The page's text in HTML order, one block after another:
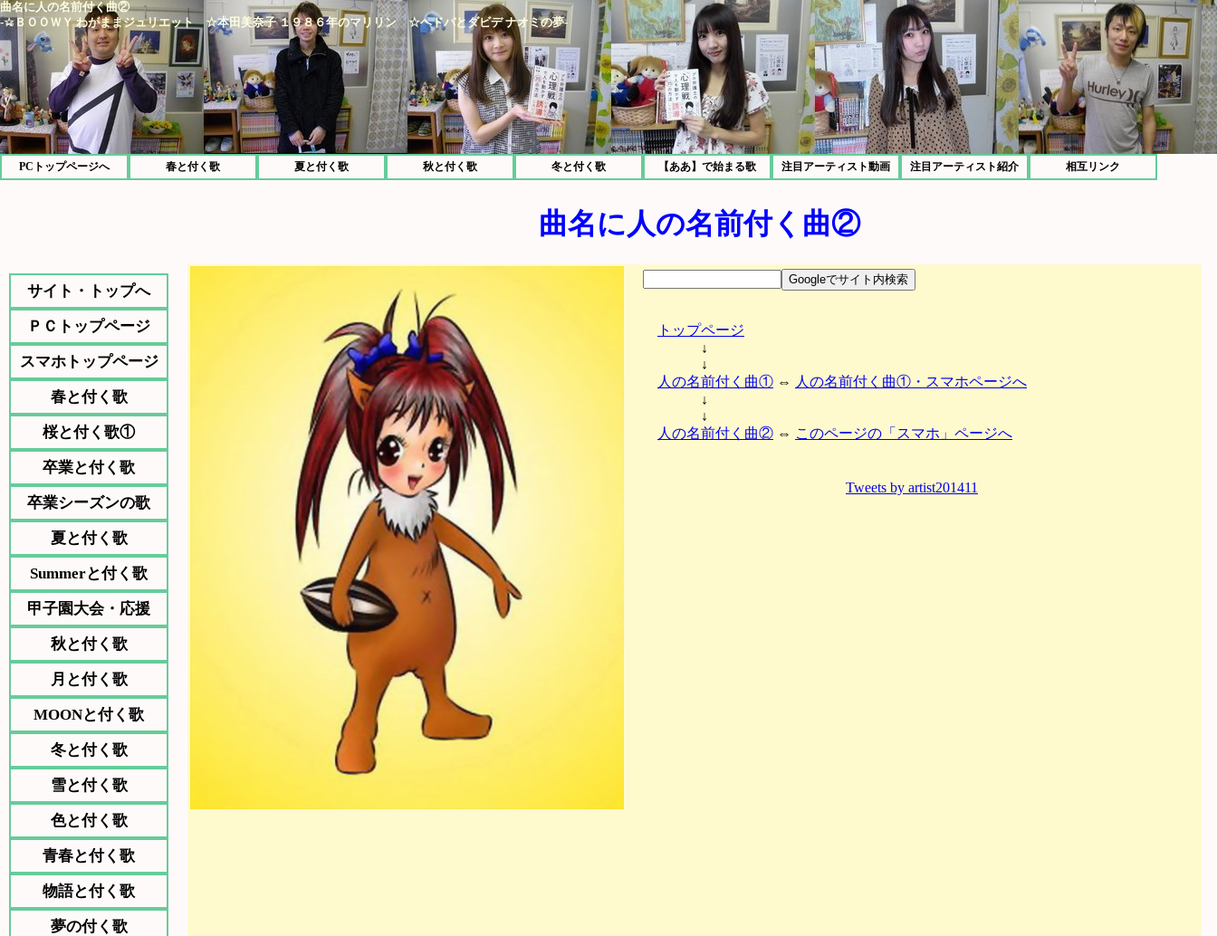
曲名に人の名前付く曲②
-☆ＢＯＯＷＹ わがままジュリエット ☆本田美奈子 １９８６年のマリリン ☆ヘドバとダビデ ナオミの夢-
PCトップページへ 春と付く歌 夏と付く歌 秋と付く歌 冬と付く歌 【ああ】で始まる歌 注目アーティスト動画 注目アーティスト紹介 相互リンク
サイト・トップへ
ＰＣトップページ
スマホトップページ
春と付く歌
桜と付く歌①
卒業と付く歌
卒業シーズンの歌
夏と付く歌
Summerと付く歌
甲子園大会・応援
秋と付く歌
月と付く歌
MOONと付く歌
冬と付く歌
雪と付く歌
色と付く歌
青春と付く歌
物語と付く歌
夢の付く歌
曲名に人の名前付く曲②
トップページ
↓
↓
人の名前付く曲① ⇔ 人の名前付く曲①・スマホページへ
↓
↓
人の名前付く曲② ⇔ このページの「スマホ」ページへ
Tweets by artist201411